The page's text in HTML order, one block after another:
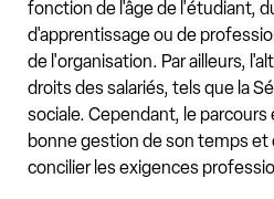
fonction de l'âge de l'étudiant,
d'apprentissage ou de
de l'organisation. Par ailleurs,
droits des salariés, tels que la
sociale. Cependant, le
bonne gestion de son temps et
concilier les exigences